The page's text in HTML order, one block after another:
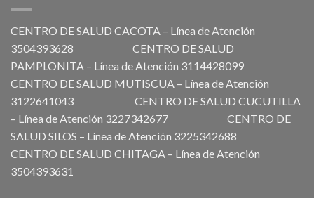
CENTRO DE SALUD CACOTA – Línea de Atención
3504393628 CENTRO DE SALUD
PAMPLONITA – Línea de Atención 3114428099
CENTRO DE SALUD MUTISCUA – Línea de Atención
3122641043 CENTRO DE SALUD CUCUTILLA
– Línea de Atención 3227342677 CENTRO DE
SALUD SILOS – Línea de Atención 3225342688
CENTRO DE SALUD CHITAGA – Línea de Atención
3504393631